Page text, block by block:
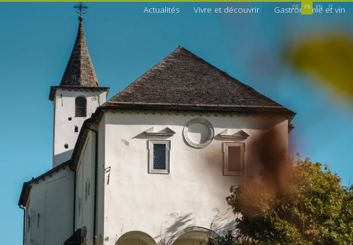
Actualités Vivre et découvrir Gastronomie et vin
DE FR EN IT